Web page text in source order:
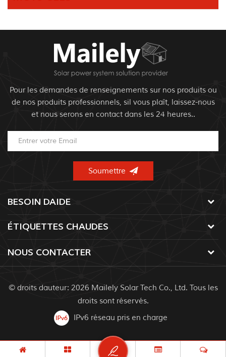
Pour les demandes de renseignements sur nos produits ou
de nos produits professionnels, sil vous plaît, laissez-nous
et nous serons en contact dans les 24 heures..
BESOIN DAIDE
ÉTIQUETTES CHAUDES
NOUS CONTACTER
© droits dauteur: 2026 Mailely Solar Tech Co., Ltd. Tous les
droits sont réservés.
IPv6 réseau pris en charge